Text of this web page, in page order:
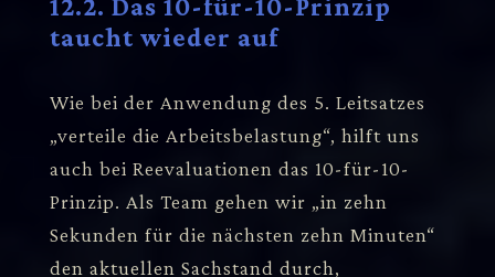
12.2. Das 10-für-10-Prinzip
taucht wieder auf
Wie bei der Anwendung des 5. Leitsatzes
„verteile die Arbeitsbelastung“, hilft uns
auch bei Reevaluationen das 10-für-10-
Prinzip. Als Team gehen wir „in zehn
Sekunden für die nächsten zehn Minuten“
den aktuellen Sachstand durch,